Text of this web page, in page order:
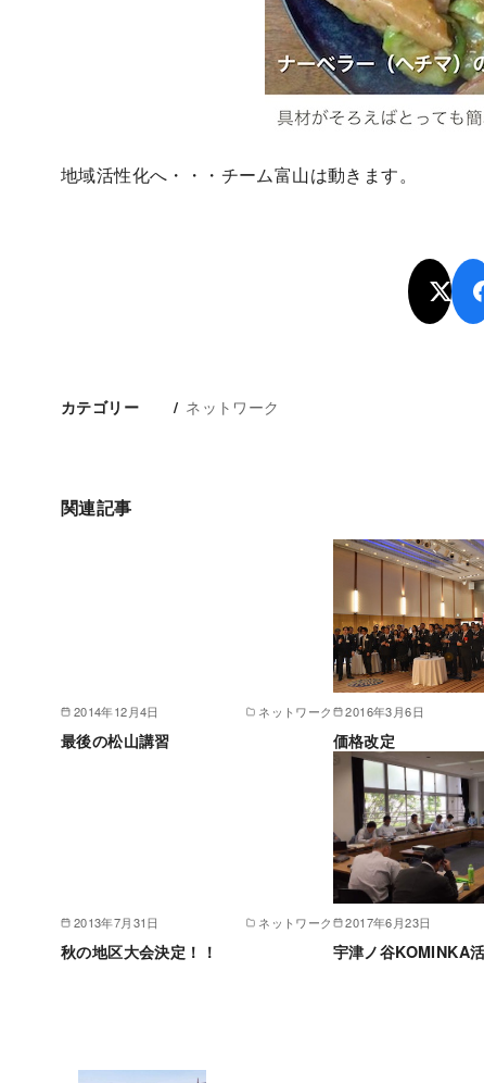
地域活性化へ・・・チーム富山は動きます。
カテゴリー ネットワーク
関連記事
2014年12月4日 ネットワーク
最後の松山講習
2016年3月6日
価格改定
2013年7月31日 ネットワーク
秋の地区大会決定！！
2017年6月23日
宇津ノ谷KOMINKA